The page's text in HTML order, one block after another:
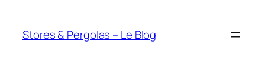
contenu
Stores & Pergolas – Le Blog